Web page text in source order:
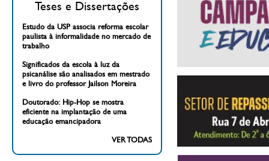
Teses e Dissertações
Estudo da USP associa reforma escolar
paulista à informalidade no mercado de
trabalho
Significados da escola à luz da
psicanálise são analisados em mestrado
e livro do professor Jailson Moreira
Doutorado: Hip-Hop se mostra
eficiente na implantação de uma
educação emancipadora
VER TODAS